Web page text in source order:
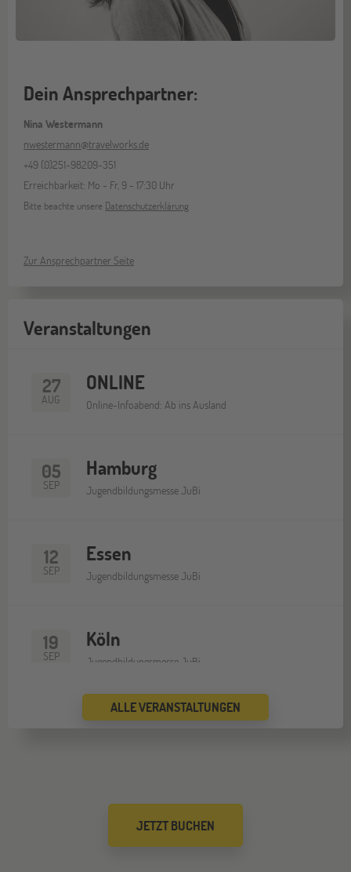
Dein Ansprechpartner:
Nina Westermann
nwestermann@travelworks.de
+49 (0)251-98209-351
Erreichbarkeit: Mo - Fr, 9 - 17:30 Uhr
Bitte beachte unsere Datenschutzerklärung
Zur Ansprechpartner Seite
Veranstaltungen
27
AUG
ONLINE
Online-Infoabend: Ab ins Ausland
05
SEP
Hamburg
Jugendbildungsmesse JuBi
12
SEP
Essen
Jugendbildungsmesse JuBi
19
SEP
Köln
Jugendbildungsmesse JuBi
Bremen
Düsseldorf
Jugendbildungsmesse JuBi
ALLE VERANSTALTUNGEN
JETZT BUCHEN